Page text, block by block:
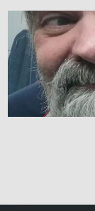
Skip
content